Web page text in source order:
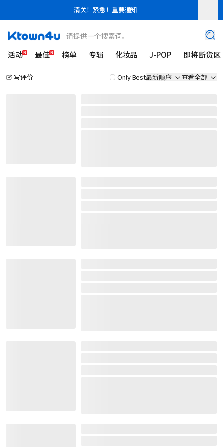
清关！紧急！重要通知
请提供一个搜索词。
活动 最佳 榜单 专辑 化妆品 J-POP 即将断货区
写评价 Only Best最新顺序 查看全部